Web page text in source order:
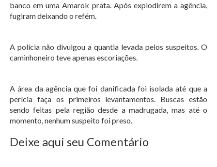
banco em uma Amarok prata. Após explodirem a agência,
fugiram deixando o refém.
A polícia não divulgou a quantia levada pelos suspeitos. O
caminhoneiro teve apenas escoriações.
A área da agência que foi danificada foi isolada até que a
perícia faça os primeiros levantamentos. Buscas estão
sendo feitas pela região desde a madrugada, mas até o
momento, nenhum suspeito foi preso.
Deixe aqui seu Comentário